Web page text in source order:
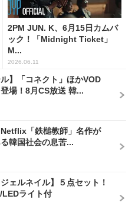
2PM JUN. K、6月15日カムバ
ック！「Midnight Ticket」
M...
2026.06.11
ル】「コネクト」ほかVOD
場！8月CS放送 韓...
「鉄槌教師」名作が
韓国社会の息苦...
ェルネイル】５点セット！
LEDライト付